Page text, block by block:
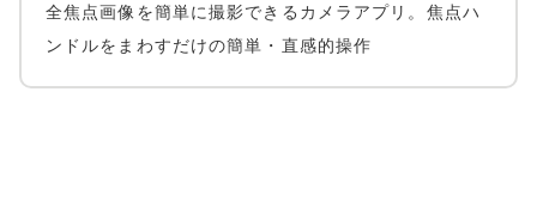
全焦点画像を簡単に撮影できるカメラアプリ。焦点ハ
ンドルをまわすだけの簡単・直感的操作